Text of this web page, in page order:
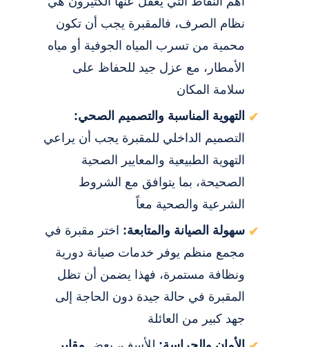
نظام الصرف، فالمقبرة يجب أن تكون
محمية من تسرب المياه الجوفية أو مياه
الأمطار، مع عزل جيد للحفاظ على
سلامة المكان
التهوية المناسبة والتصميم الصحي:
التصميم الداخلي للمقبرة يجب أن يراعي
التهوية الطبيعية والمعايير الصحية
الصحيحة، بما يتوافق مع الشروط
الشرعية والصحية معاً
سهولة الصيانة والمتابعة: اختر مقبرة في
مجمع منظم يوفر خدمات صيانة دورية
ونظافة مستمرة، فهذا يضمن أن تظل
المقبرة في حالة جيدة دون الحاجة إلى
جهد كبير من العائلة